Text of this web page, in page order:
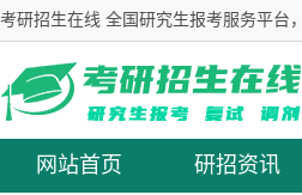
考研招生在线 全国研究生报考服务平台
网站首页 研招资讯